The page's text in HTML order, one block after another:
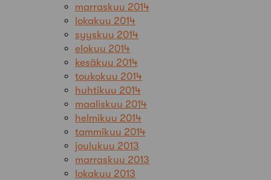
marraskuu 2014
lokakuu 2014
syyskuu 2014
elokuu 2014
kesäkuu 2014
toukokuu 2014
huhtikuu 2014
maaliskuu 2014
helmikuu 2014
tammikuu 2014
joulukuu 2013
marraskuu 2013
lokakuu 2013